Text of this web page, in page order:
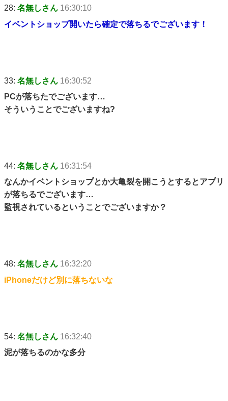
28: 名無しさん 16:30:10
イベントショップ開いたら確定で落ちるでございます！
33: 名無しさん 16:30:52
PCが落ちたでございます…
そういうことでございますね?
44: 名無しさん 16:31:54
なんかイベントショップとか大亀裂を開こうとするとアプリ
が落ちるでございます…
監視されているということでございますか？
48: 名無しさん 16:32:20
iPhoneだけど別に落ちないな
54: 名無しさん 16:32:40
泥が落ちるのかな多分